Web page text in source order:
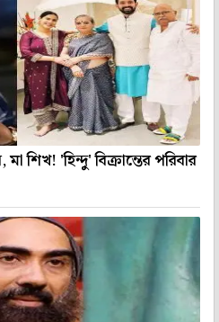
শিখ! 'হিন্দু' বিক্রান্তের পরিবার